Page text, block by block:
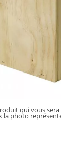
qui vous
la photo